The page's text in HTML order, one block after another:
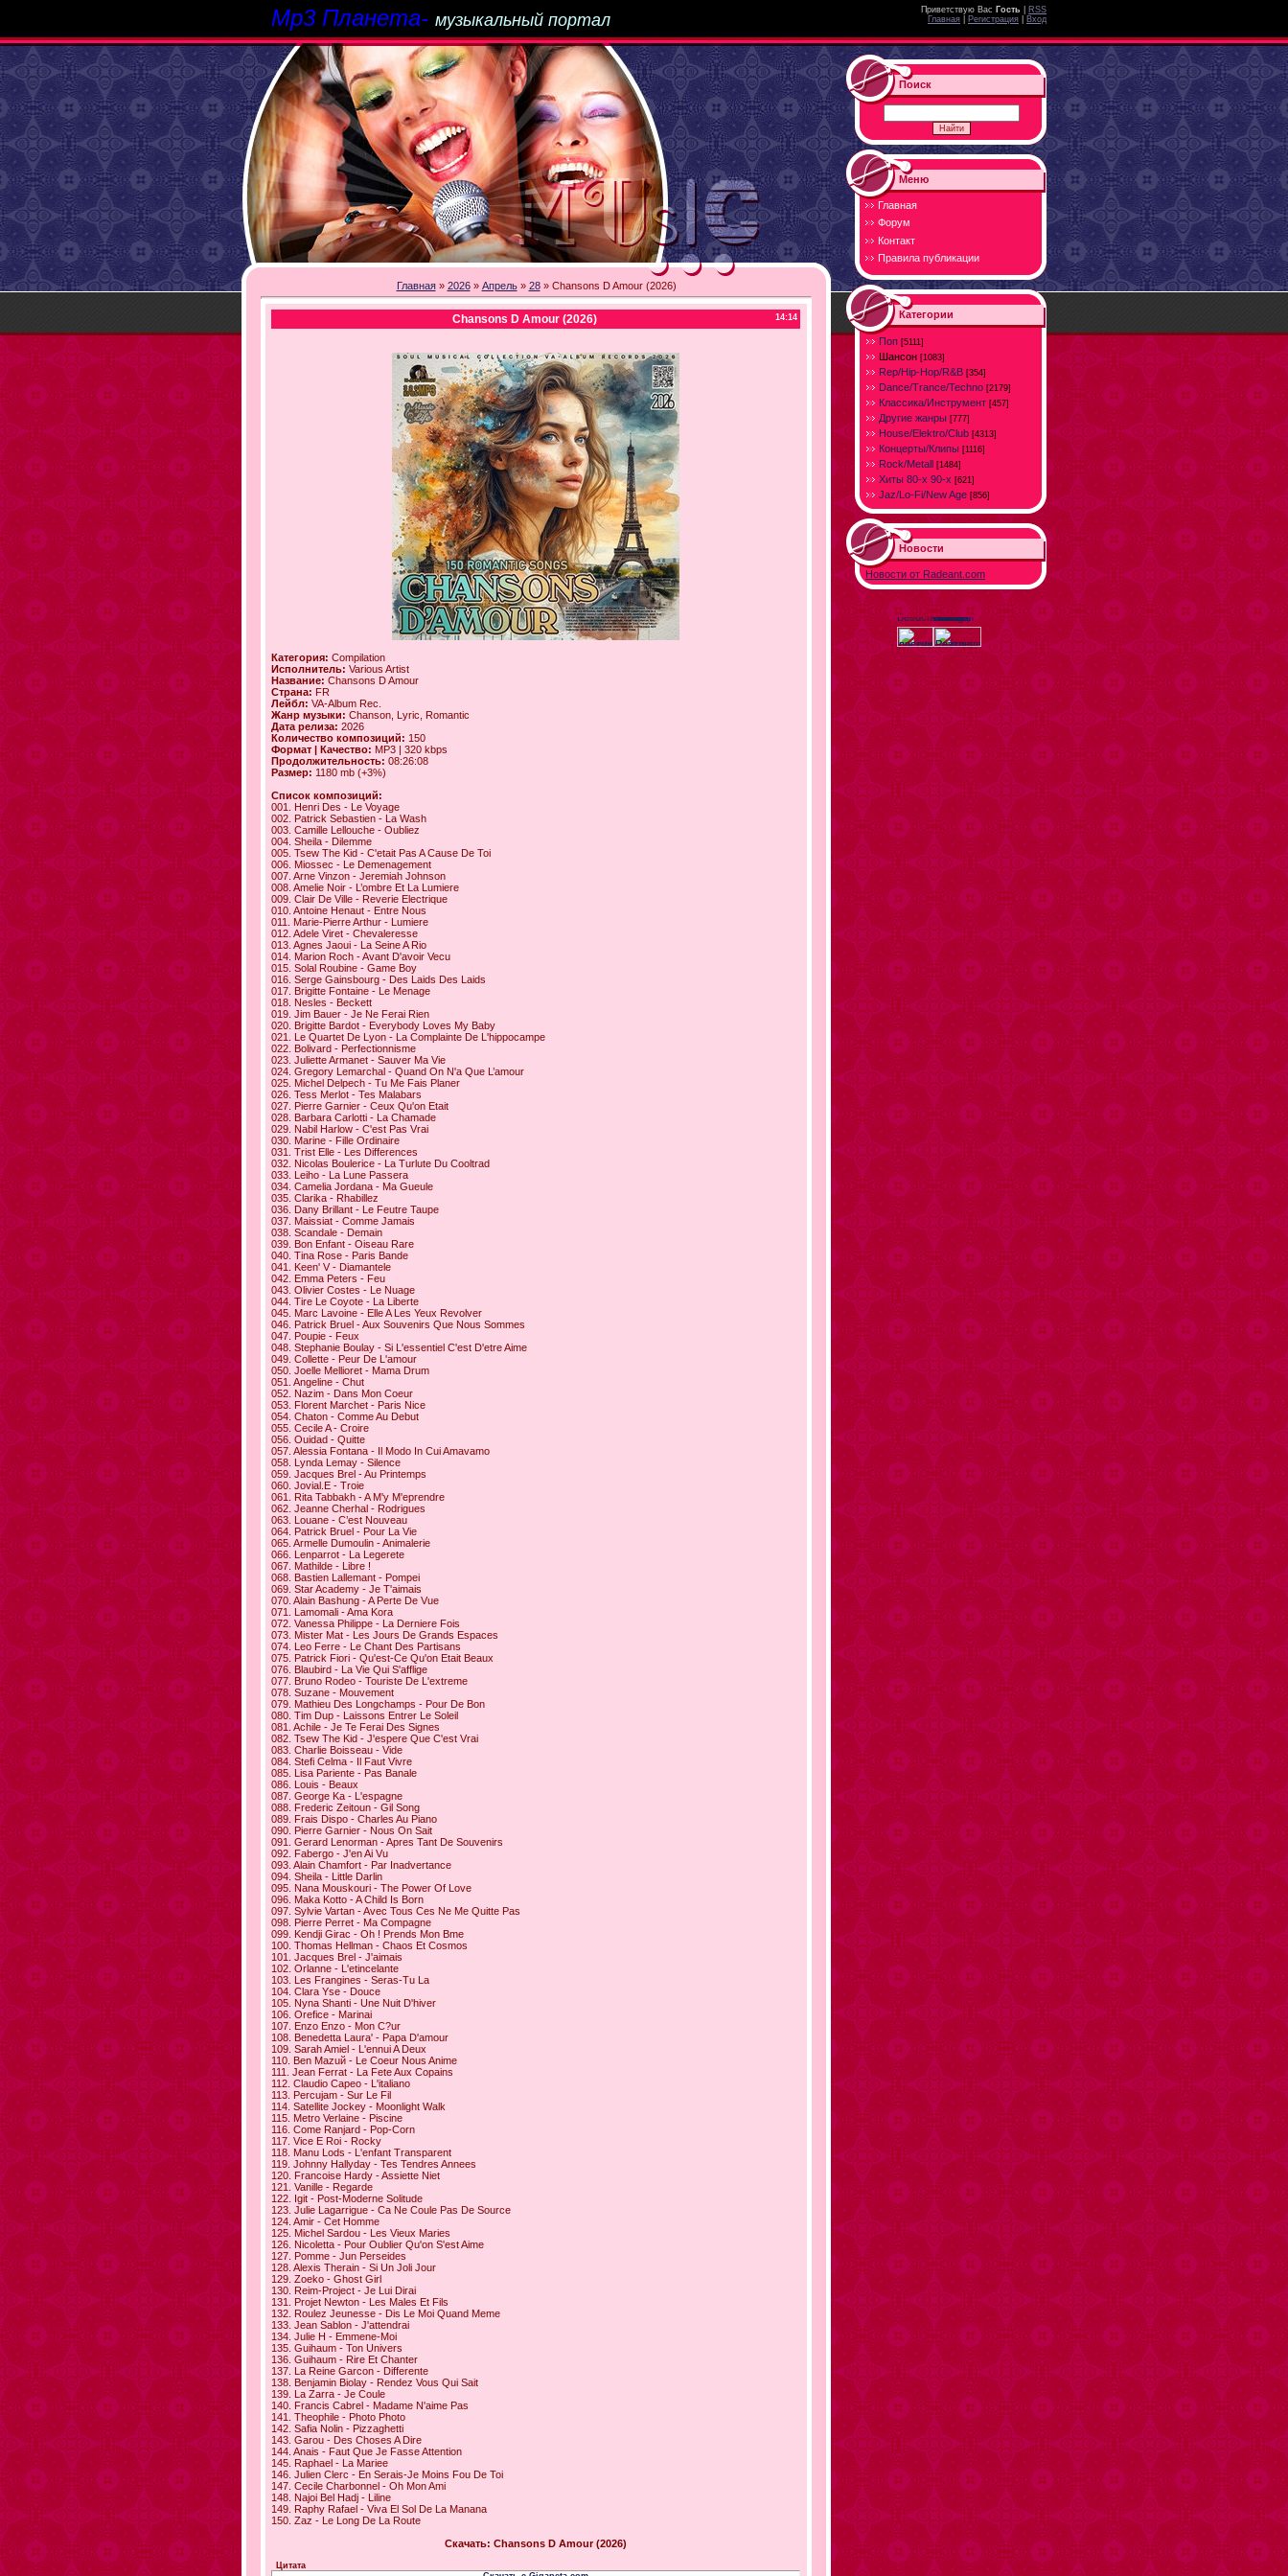
Mp3 Планета- музыкальный портал
Приветствую Вас Гость
RSS
Главная
Регистрация Вход
Главная» 2026 » Апрель » 28» Chansons D Amour (2026)
14:14
Chansons D Amour (2026)
Категория: Compilation
Исполнитель: Various Artist
Название: Chansons D Amour
Страна: FR
Лейбл: VA-Album Rec.
Жанр музыки: Chanson, Lyric, Romantic
Дата релиза: 2026
Количество композиций: 150
Формат | Качество: MP3 | 320 kbps
Продолжительность: 08:26:08
Размер: 1180 mb (+3%)
Список композиций:
001. Henri Des - Le Voyage
002. Patrick Sebastien - La Wash
003. Camille Lellouche - Oubliez
004. Sheila - Dilemme
005. Tsew The Kid - C'etait Pas A Cause De Toi
006. Miossec - Le Demenagement
007. Arne Vinzon - Jeremiah Johnson
008. Amelie Noir - L’ombre Et La Lumiere
009. Clair De Ville - Reverie Electrique
010. Antoine Henaut - Entre Nous
011. Marie-Pierre Arthur - Lumiere
012. Adele Viret - Chevaleresse
013. Agnes Jaoui - La Seine A Rio
014. Marion Roch - Avant D'avoir Vecu
015. Solal Roubine - Game Boy
016. Serge Gainsbourg - Des Laids Des Laids
017. Brigitte Fontaine - Le Menage
018. Nesles - Beckett
019. Jim Bauer - Je Ne Ferai Rien
020. Brigitte Bardot - Everybody Loves My Baby
021. Le Quartet De Lyon - La Complainte De L'hippocampe
022. Bolivard - Perfectionnisme
023. Juliette Armanet - Sauver Ma Vie
024. Gregory Lemarchal - Quand On N'a Que L’amour
025. Michel Delpech - Tu Me Fais Planer
026. Tess Merlot - Tes Malabars
027. Pierre Garnier - Ceux Qu'on Etait
028. Barbara Carlotti - La Chamade
029. Nabil Harlow - C'est Pas Vrai
030. Marine - Fille Ordinaire
031. Trist Elle - Les Differences
032. Nicolas Boulerice - La Turlute Du Cooltrad
033. Leiho - La Lune Passera
034. Camelia Jordana - Ma Gueule
035. Clarika - Rhabillez
036. Dany Brillant - Le Feutre Taupe
037. Maissiat - Comme Jamais
038. Scandale - Demain
039. Bon Enfant - Oiseau Rare
040. Tina Rose - Paris Bande
041. Keen' V - Diamantele
042. Emma Peters - Feu
043. Olivier Costes - Le Nuage
044. Tire Le Coyote - La Liberte
045. Marc Lavoine - Elle A Les Yeux Revolver
046. Patrick Bruel - Aux Souvenirs Que Nous Sommes
047. Poupie - Feux
048. Stephanie Boulay - Si L'essentiel C'est D'etre Aime
049. Collette - Peur De L'amour
050. Joelle Mellioret - Mama Drum
051. Angeline - Chut
052. Nazim - Dans Mon Coeur
053. Florent Marchet - Paris Nice
054. Chaton - Comme Au Debut
055. Cecile A - Croire
056. Ouidad - Quitte
057. Alessia Fontana - Il Modo In Cui Amavamo
058. Lynda Lemay - Silence
059. Jacques Brel - Au Printemps
060. Jovial.E - Troie
061. Rita Tabbakh - A M'y M'eprendre
062. Jeanne Cherhal - Rodrigues
063. Louane - C’est Nouveau
064. Patrick Bruel - Pour La Vie
065. Armelle Dumoulin - Animalerie
066. Lenparrot - La Legerete
067. Mathilde - Libre !
068. Bastien Lallemant - Pompei
069. Star Academy - Je T'aimais
070. Alain Bashung - A Perte De Vue
071. Lamomali - Ama Kora
072. Vanessa Philippe - La Derniere Fois
073. Mister Mat - Les Jours De Grands Espaces
074. Leo Ferre - Le Chant Des Partisans
075. Patrick Fiori - Qu'est-Ce Qu'on Etait Beaux
076. Blaubird - La Vie Qui S'afflige
077. Bruno Rodeo - Touriste De L'extreme
078. Suzane - Mouvement
079. Mathieu Des Longchamps - Pour De Bon
080. Tim Dup - Laissons Entrer Le Soleil
081. Achile - Je Te Ferai Des Signes
082. Tsew The Kid - J'espere Que C'est Vrai
083. Charlie Boisseau - Vide
084. Stefi Celma - Il Faut Vivre
085. Lisa Pariente - Pas Banale
086. Louis - Beaux
087. George Ka - L'espagne
088. Frederic Zeitoun - Gil Song
089. Frais Dispo - Charles Au Piano
090. Pierre Garnier - Nous On Sait
091. Gerard Lenorman - Apres Tant De Souvenirs
092. Fabergo - J'en Ai Vu
093. Alain Chamfort - Par Inadvertance
094. Sheila - Little Darlin
095. Nana Mouskouri - The Power Of Love
096. Maka Kotto - A Child Is Born
097. Sylvie Vartan - Avec Tous Ces Ne Me Quitte Pas
098. Pierre Perret - Ma Compagne
099. Kendji Girac - Oh ! Prends Mon Вme
100. Thomas Hellman - Chaos Et Cosmos
101. Jacques Brel - J'aimais
102. Orlanne - L'etincelante
103. Les Frangines - Seras-Tu Lа
104. Clara Yse - Douce
105. Nyna Shanti - Une Nuit D'hiver
106. Orefice - Marinai
107. Enzo Enzo - Mon C?ur
108. Benedetta Laura' - Papa D'amour
109. Sarah Amiel - L'ennui A Deux
110. Ben Mazuй - Le Coeur Nous Anime
111. Jean Ferrat - La Fete Aux Copains
112. Claudio Capeo - L'italiano
113. Percujam - Sur Le Fil
114. Satellite Jockey - Moonlight Walk
115. Metro Verlaine - Piscine
116. Come Ranjard - Pop-Corn
117. Vice E Roi - Rocky
118. Manu Lods - L'enfant Transparent
119. Johnny Hallyday - Tes Tendres Annees
120. Francoise Hardy - Assiette Niet
121. Vanille - Regarde
122. Igit - Post-Moderne Solitude
123. Julie Lagarrigue - Ca Ne Coule Pas De Source
124. Amir - Cet Homme
125. Michel Sardou - Les Vieux Maries
126. Nicoletta - Pour Oublier Qu'on S'est Aime
127. Pomme - Jun Perseides
128. Alexis Therain - Si Un Joli Jour
129. Zoeko - Ghost Girl
130. Reim-Project - Je Lui Dirai
131. Projet Newton - Les Males Et Fils
132. Roulez Jeunesse - Dis Le Moi Quand Meme
133. Jean Sablon - J'attendrai
134. Julie H - Emmene-Moi
135. Guihaum - Ton Univers
136. Guihaum - Rire Et Chanter
137. La Reine Garcon - Differente
138. Benjamin Biolay - Rendez Vous Qui Sait
139. La Zarra - Je Coule
140. Francis Cabrel - Madame N'aime Pas
141. Theophile - Photo Photo
142. Safia Nolin - Pizzaghetti
143. Garou - Des Choses A Dire
144. Anais - Faut Que Je Fasse Attention
145. Raphael - La Mariee
146. Julien Clerc - En Serais-Je Moins Fou De Toi
147. Cecile Charbonnel - Oh Mon Ami
148. Najoi Bel Hadj - Liline
149. Raphy Rafael - Viva El Sol De La Manana
150. Zaz - Le Long De La Route
Скачать: Chansons D Amour (2026)
Цитата
Поиск
Меню
Главная
Форум
Контакт
Правила публикации
Категории
Поп [5111]
Шансон [1083]
Rep/Hip-Hop/R&B [354]
Dance/Trance/Techno [2179]
Классика/Инструмент [457]
Другие жанры [777]
House/Elektro/Club [4313]
Концерты/Клипы [1116]
Rock/Metall [1484]
Хиты 80-х 90-х [621]
Jaz/Lo-Fi/New Age [856]
Новости
Новости от Radeant.com